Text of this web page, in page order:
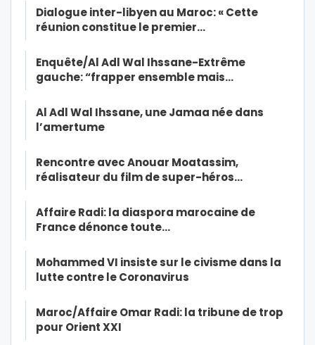
Dialogue inter-libyen au Maroc: « Cette
réunion constitue le premier…
Enquête/Al Adl Wal Ihssane-Extrême
gauche: “frapper ensemble mais…
Al Adl Wal Ihssane, une Jamaa née dans
l’amertume
Rencontre avec Anouar Moatassim,
réalisateur du film de super-héros…
Affaire Radi: la diaspora marocaine de
France dénonce toute…
Mohammed VI insiste sur le civisme dans la
lutte contre le Coronavirus
Maroc/Affaire Omar Radi: la tribune de trop
pour Orient XXI